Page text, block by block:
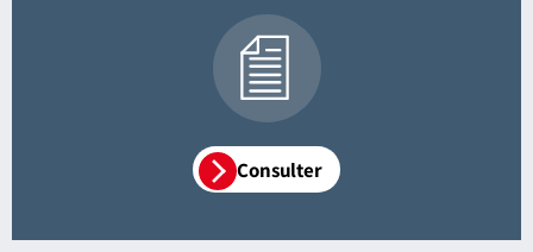
Consulter